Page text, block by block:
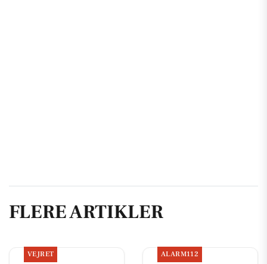
FLERE ARTIKLER
VEJRET ALARM112